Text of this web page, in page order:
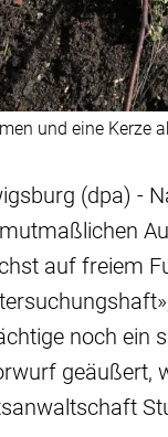
und eine Kerze
(dpa) -
auf freiem
noch ein
geäußert,